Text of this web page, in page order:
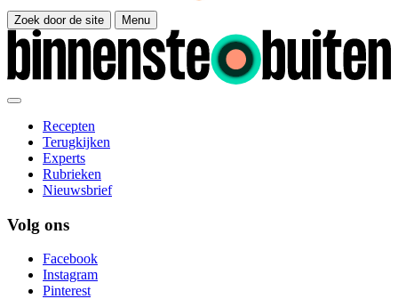
Zoek door de site Menu
Recepten
Terugkijken
Experts
Rubrieken
Nieuwsbrief
Volg ons
Facebook
Instagram
Pinterest